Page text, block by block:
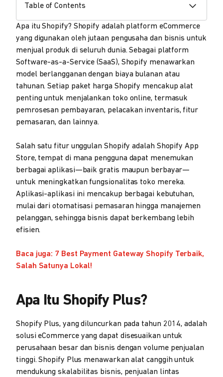
Table of Contents
Apa itu Shopify? Shopify adalah platform eCommerce
yang digunakan oleh jutaan pengusaha dan bisnis untuk
menjual produk di seluruh dunia. Sebagai platform
Software-as-a-Service (SaaS), Shopify menawarkan
model berlangganan dengan biaya bulanan atau
tahunan. Setiap paket harga Shopify mencakup alat
penting untuk menjalankan toko online, termasuk
pemrosesan pembayaran, pelacakan inventaris, fitur
pemasaran, dan lainnya.
Salah satu fitur unggulan Shopify adalah Shopify App
Store, tempat di mana pengguna dapat menemukan
berbagai aplikasi—baik gratis maupun berbayar—
untuk meningkatkan fungsionalitas toko mereka.
Aplikasi-aplikasi ini mencakup berbagai kebutuhan,
mulai dari otomatisasi pemasaran hingga manajemen
pelanggan, sehingga bisnis dapat berkembang lebih
efisien.
Baca juga: 7 Best Payment Gateway Shopify Terbaik,
Salah Satunya Lokal!
Apa Itu Shopify Plus?
Shopify Plus, yang diluncurkan pada tahun 2014, adalah
solusi eCommerce yang dapat disesuaikan untuk
perusahaan besar dan bisnis dengan volume penjualan
tinggi. Shopify Plus menawarkan alat canggih untuk
mendukung skalabilitas bisnis, penjualan lintas